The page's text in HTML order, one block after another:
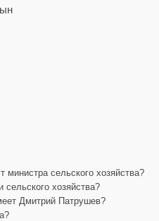
сельского хозяйства?
хозяйства?
Дмитрий Патрушев?